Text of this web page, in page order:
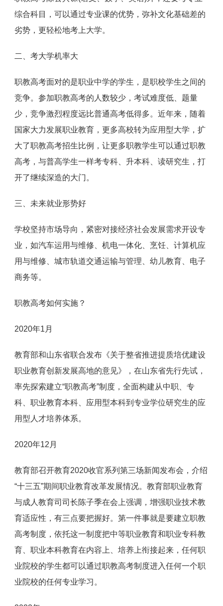
综合科目，可以通过专业课的优势，弥补文化基础差的
劣势，更轻松地考上大学。
二、考大学机率大
职教高考面对的是职业中学的学生，是职校学生之间的
竞争。参加职教高考的人数较少，考试难度低、题量
少，竞争激烈程度远比普通高考低得多。近年来，随着
国家大力发展职业教育，更多高校转为应用型大学，扩
大了职教高考招生比例，让更多职教学生可以通过职教
高考，与普高学生一样考专科、升本科、读研究生，打
开了继续深造的大门。
三、未来就业形势好
学校坚持市场导向，紧密对接经济社会发展需求开设专
业，如汽车运用与维修、机电一体化、烹饪、计算机应
用与维修、城市轨道交通运输与管理、幼儿教育、电子
商务等。
职教高考如何实施？
2020年1月
教育部和山东省联合发布《关于整省推进提质培优建设
职业教育创新发展高地的意见》，在山东省先行先试，
率先探索建立“职教高考”制度，全面构建从中职、专
科、职业教育本科、应用型本科到专业学位研究生的应
用型人才培养体系。
2020年12月
教育部召开教育2020收官系列第三场新闻发布会，介绍
“十三五”期间职业教育改革发展情况。教育部职业教育
与成人教育司司长陈子季在会上强调，增强职业技术教
育适应性，有三点要把握好。第一件事就是要建立职教
高考制度，依托这一制度把中等职业教育和职业专科教
育、职业本科教育在内容上、培养上衔接起来，任何职
业院校的学生都可以通过职教高考制度进入任何一个职
业院校的任何专业学习。